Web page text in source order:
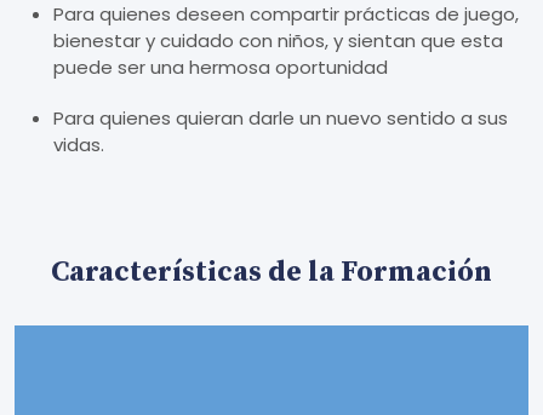
Para quienes deseen compartir prácticas de juego,
bienestar y cuidado con niños, y sientan que esta
puede ser una hermosa oportunidad
Para quienes quieran darle un nuevo sentido a sus
vidas.
Características de la Formación